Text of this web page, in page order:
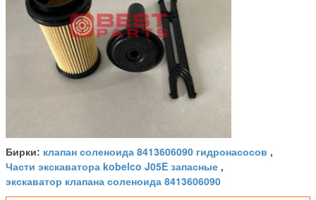
Бирки: клапан соленоида 8413606090 гидронасосов ,
Части экскаватора kobelco J05E запасные ,
экскаватор клапана соленоида 8413606090